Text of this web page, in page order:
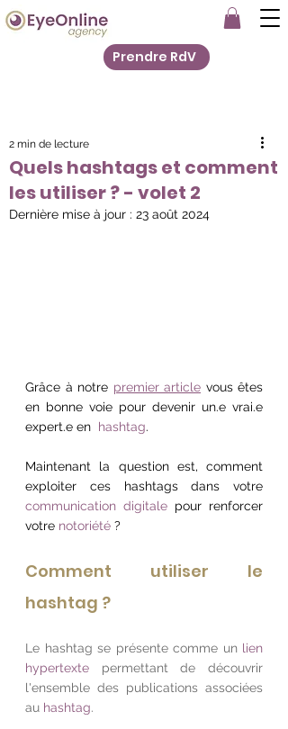
Prendre RdV
Quels hashtags et comment
les utiliser ? - volet 2
2 min de lecture
Dernière mise à jour : 23 août 2024
Grâce à notre premier article vous êtes
en bonne voie pour devenir un.e vrai.e
expert.e en hashtag.
Maintenant la question est, comment
communication digitale pour renforcer
votre notoriété ?
Comment utiliser le
hashtag ?
Le hashtag se présente comme un lien
hypertexte permettant de découvrir
l'ensemble des publications associées
au hashtag.